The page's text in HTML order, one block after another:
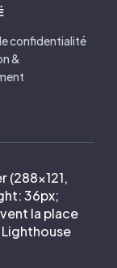
confidentialité
&
(288×121,
36px;
la place
Lighthouse